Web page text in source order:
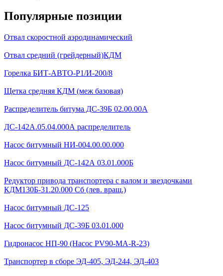
Популярные позиции
Отвал скоростной аэродинамический
Отвал средний (грейдерный)КДМ
Горелка БИТ-АВТО-Р1/И-200/8
Щетка средняя КДМ (меж базовая)
Распределитель битума ДС-39Б 02.00.00А
ДС-142А.05.04.000А распределитель
Насос битумный НИ-004.00.00.000
Насос битумный ДС-142А 03.01.000Б
Редуктор привода транспортера с валом и звездочками
КДМ130Б-31.20.000 Сб (лев. вращ.)
Насос битумный ДС-125
Насос битумный ДС-39Б 03.01.000
Гидронасос НП-90 (Насос PV90-MA-R-23)
Транспортер в сборе ЭД-405, ЭД-244, ЭД-403